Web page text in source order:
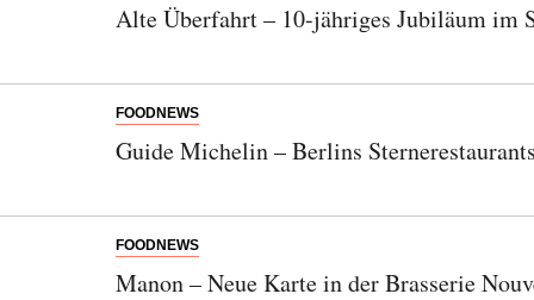
Alte Überfahrt – 10-jähriges Jubiläum im
FOODNEWS
Guide Michelin – Berlins
FOODNEWS
Manon – Neue Karte in der Brasserie
SENDEN